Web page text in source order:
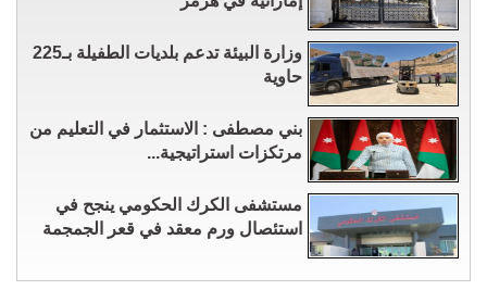
وزارة البيئة تدعم بلديات الطفيلة بـ225
حاوية
بني مصطفى : الاستثمار في التعليم من
مرتكزات استراتيجية...
مستشفى الكرك الحكومي ينجح في
استئصال ورم معقد في قعر الجمجمة